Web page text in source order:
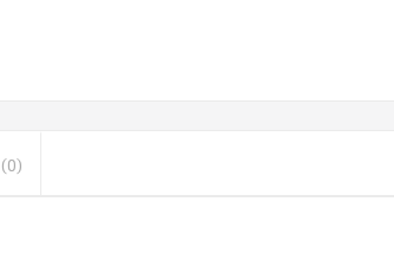
(0)